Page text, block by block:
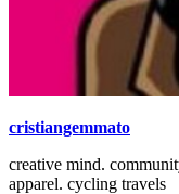
cristiangemmato
creative mind.
apparel. cycling travels